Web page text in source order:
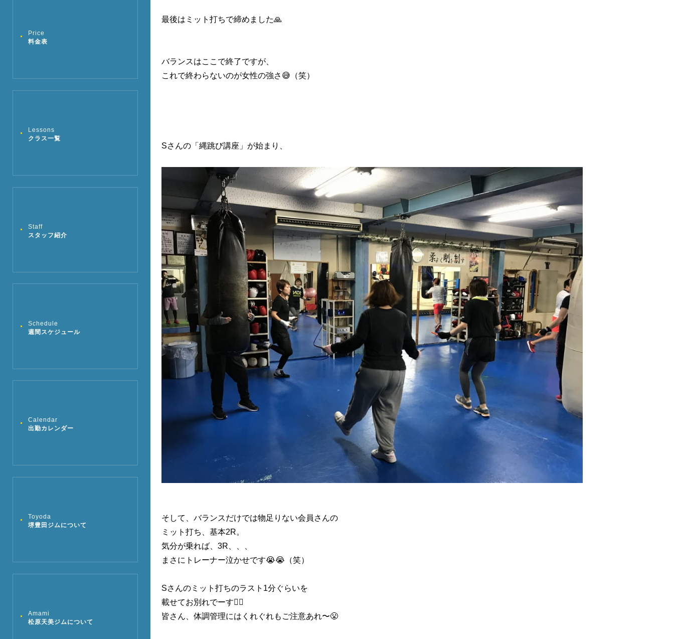
Price
料金表
Lessons
クラス一覧
Staff
スタッフ紹介
Schedule
週間スケジュール
Calendar
出勤カレンダー
Toyoda
堺豊田ジムについて
Amami
松原天美ジムについて
最後はミット打ちで締めました🙏
バランスはここで終了ですが、
これで終わらないのが女性の強さ😅（笑）
Sさんの「縄跳び講座」が始まり、
そして、バランスだけでは物足りない会員さんの
ミット打ち、基本2R。
気分が乗れば、3R、、、
まさにトレーナー泣かせです😭😭（笑）
Sさんのミット打ちのラスト1分ぐらいを
載せてお別れでーす🙋‍♂️
皆さん、体調管理にはくれぐれもご注意あれ〜😤